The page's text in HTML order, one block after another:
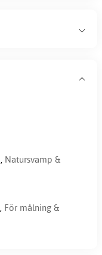
Natursvamp &
För målning &